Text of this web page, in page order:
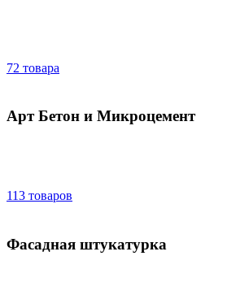
72 товара
Арт Бетон и Микроцемент
113 товаров
Фасадная штукатурка